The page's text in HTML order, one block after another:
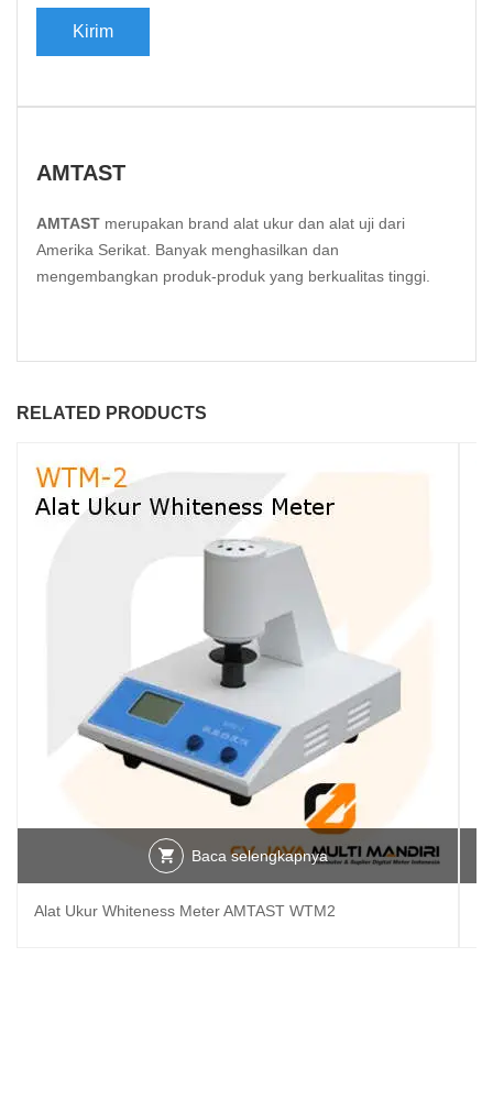
AMTAST
AMTAST merupakan brand alat ukur dan alat uji dari
Amerika Serikat. Banyak menghasilkan dan
mengembangkan produk-produk yang berkualitas tinggi.
RELATED PRODUCTS
Baca selengkapnya
Alat Ukur Whiteness Meter AMTAST WTM2